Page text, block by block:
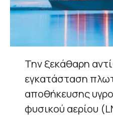
Την ξεκάθαρη
εγκατάσταση
αποθήκευσης
φυσικού αερίου